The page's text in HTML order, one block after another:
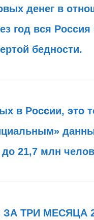
денег в
год вся Россия
бедности.
в России, это
21,7 млн
ЗА ТРИ МЕСЯЦА